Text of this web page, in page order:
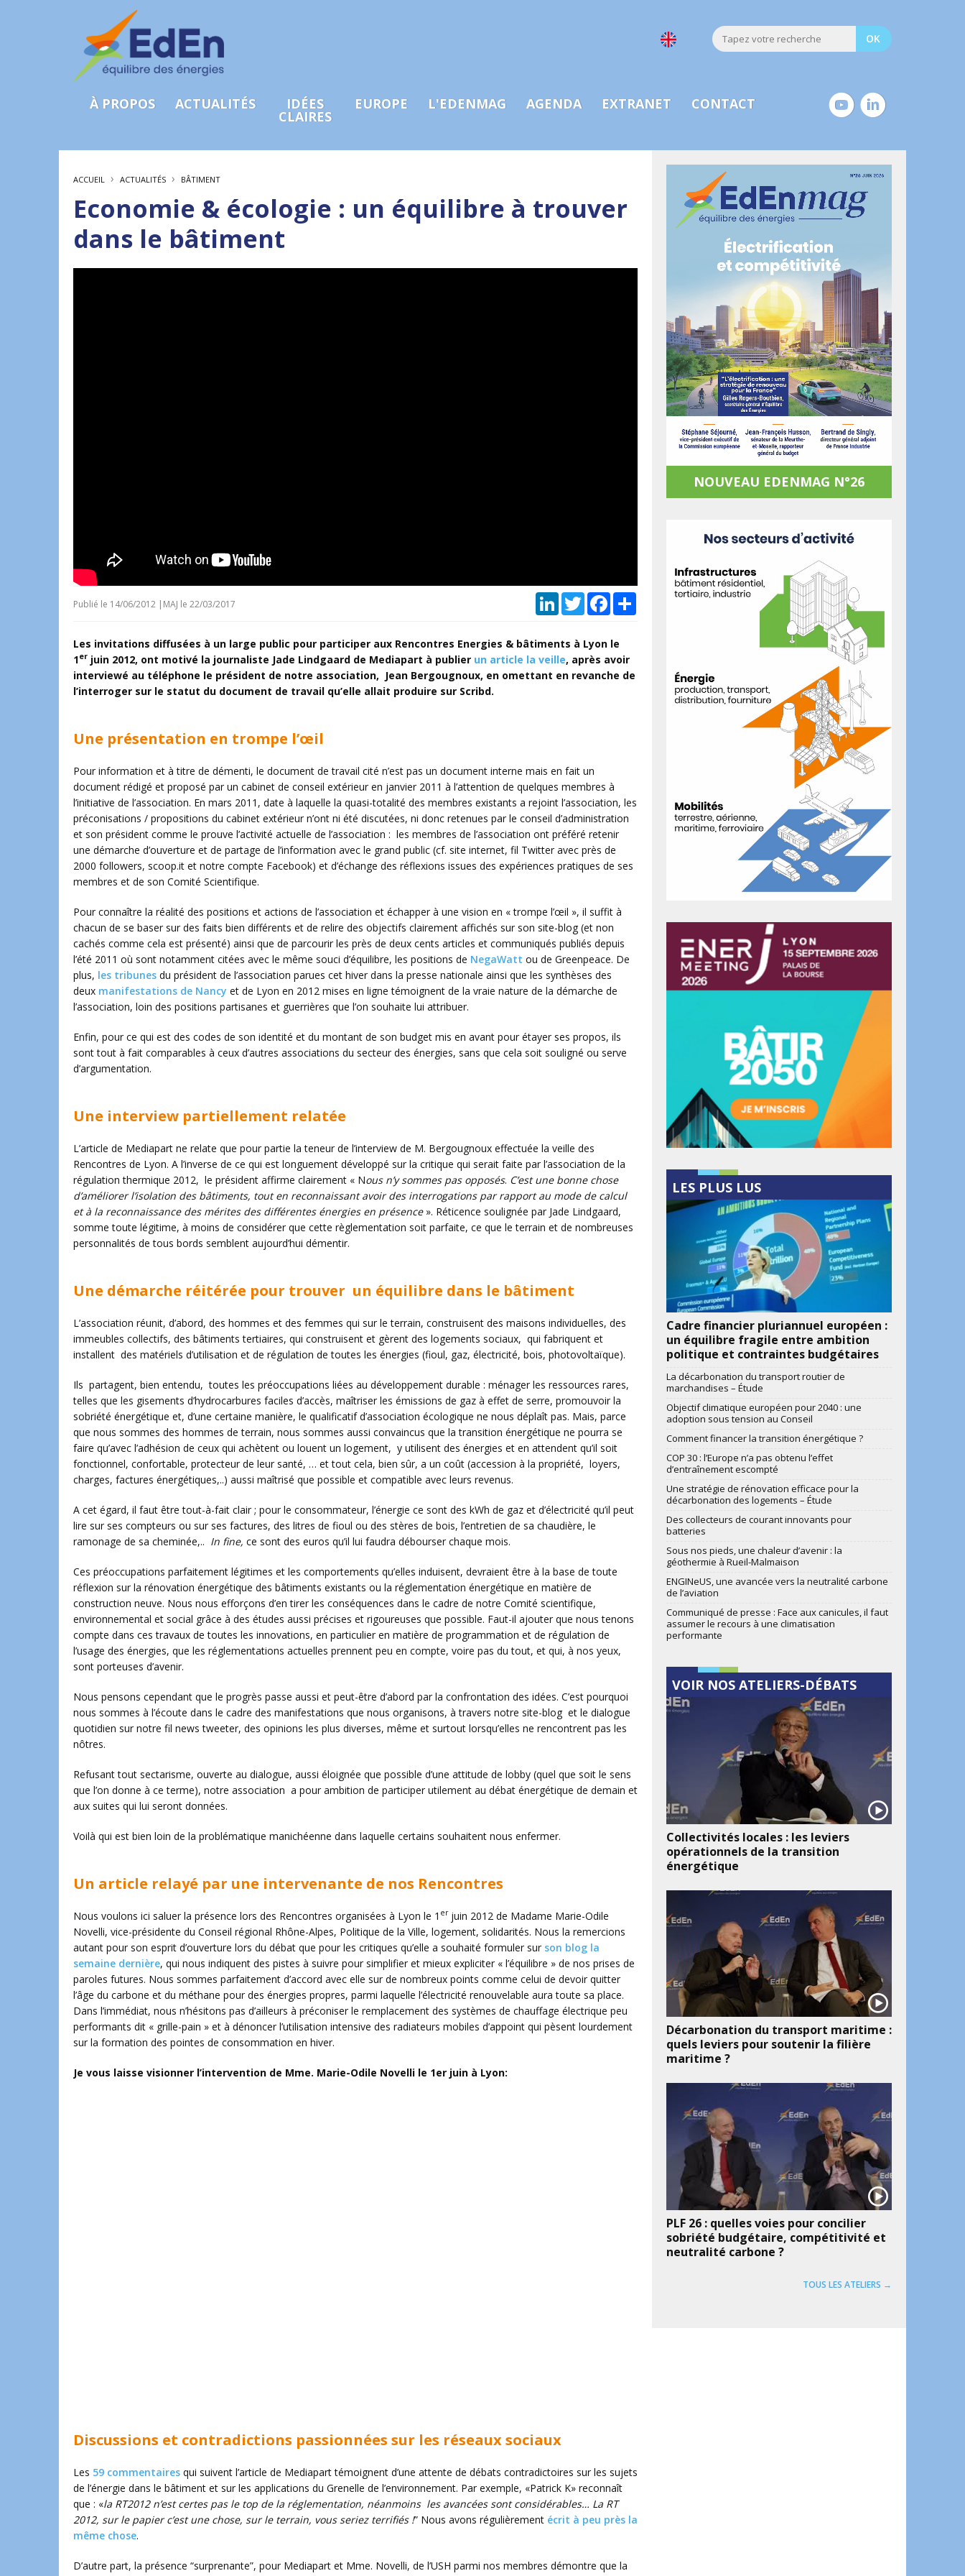
À PROPOS ACTUALITÉS IDÉES
CLAIRES
EUROPE L'EDENMAG AGENDA EXTRANET CONTACT
ACCUEIL › ACTUALITÉS › BÂTIMENT
Economie & écologie : un équilibre à trouver
dans le bâtiment
Publié le 14/06/2012 | MAJ le 22/03/2017 LinkedInTwitterFacebookPartager
Les invitations diffusées à un large public pour participer aux Rencontres Energies & bâtiments à Lyon le
1er juin 2012, ont motivé la journaliste Jade Lindgaard de Mediapart à publier un article la veille, après avoir
interviewé au téléphone le président de notre association, Jean Bergougnoux, en omettant en revanche de
l’interroger sur le statut du document de travail qu’elle allait produire sur Scribd.
Une présentation en trompe l’œil
Pour information et à titre de démenti, le document de travail cité n’est pas un document interne mais en fait un
document rédigé et proposé par un cabinet de conseil extérieur en janvier 2011 à l’attention de quelques membres à
l’initiative de l’association. En mars 2011, date à laquelle la quasi-totalité des membres existants a rejoint l’association, les
préconisations / propositions du cabinet extérieur n’ont ni été discutées, ni donc retenues par le conseil d’administration
et son président comme le prouve l’activité actuelle de l’association : les membres de l’association ont préféré retenir
une démarche d’ouverture et de partage de l’information avec le grand public (cf. site internet, fil Twitter avec près de
2000 followers, scoop.it et notre compte Facebook) et d’échange des réflexions issues des expériences pratiques de ses
membres et de son Comité Scientifique.
Pour connaître la réalité des positions et actions de l’association et échapper à une vision en « trompe l’œil », il suffit à
chacun de se baser sur des faits bien différents et de relire des objectifs clairement affichés sur son site-blog (et non
cachés comme cela est présenté) ainsi que de parcourir les près de deux cents articles et communiqués publiés depuis
l’été 2011 où sont notamment citées avec le même souci d’équilibre, les positions de NegaWatt ou de Greenpeace. De
plus, les tribunes du président de l’association parues cet hiver dans la presse nationale ainsi que les synthèses des
deux manifestations de Nancy et de Lyon en 2012 mises en ligne témoignent de la vraie nature de la démarche de
l’association, loin des positions partisanes et guerrières que l’on souhaite lui attribuer.
Enfin, pour ce qui est des codes de son identité et du montant de son budget mis en avant pour étayer ses propos, ils
sont tout à fait comparables à ceux d’autres associations du secteur des énergies, sans que cela soit souligné ou serve
d’argumentation.
Une interview partiellement relatée
L’article de Mediapart ne relate que pour partie la teneur de l’interview de M. Bergougnoux effectuée la veille des
Rencontres de Lyon. A l’inverse de ce qui est longuement développé sur la critique qui serait faite par l’association de la
régulation thermique 2012, le président affirme clairement « Nous n’y sommes pas opposés. C’est une bonne chose
d’améliorer l’isolation des bâtiments, tout en reconnaissant avoir des interrogations par rapport au mode de calcul
et à la reconnaissance des mérites des différentes énergies en présence». Réticence soulignée par Jade Lindgaard,
somme toute légitime, à moins de considérer que cette règlementation soit parfaite, ce que le terrain et de nombreuses
personnalités de tous bords semblent aujourd’hui démentir.
Une démarche réitérée pour trouver un équilibre dans le bâtiment
L’association réunit, d’abord, des hommes et des femmes qui sur le terrain, construisent des maisons individuelles, des
immeubles collectifs, des bâtiments tertiaires, qui construisent et gèrent des logements sociaux, qui fabriquent et
installent des matériels d’utilisation et de régulation de toutes les énergies (fioul, gaz, électricité, bois, photovoltaïque).
Ils partagent, bien entendu, toutes les préoccupations liées au développement durable : ménager les ressources rares,
telles que les gisements d’hydrocarbures faciles d’accès, maîtriser les émissions de gaz à effet de serre, promouvoir la
sobriété énergétique et, d’une certaine manière, le qualificatif d’association écologique ne nous déplaît pas. Mais, parce
que nous sommes des hommes de terrain, nous sommes aussi convaincus que la transition énergétique ne pourra se
faire qu’avec l’adhésion de ceux qui achètent ou louent un logement, y utilisent des énergies et en attendent qu’il soit
fonctionnel, confortable, protecteur de leur santé, … et tout cela, bien sûr, a un coût (accession à la propriété, loyers,
charges, factures énergétiques,..) aussi maîtrisé que possible et compatible avec leurs revenus.
A cet égard, il faut être tout-à-fait clair ; pour le consommateur, l’énergie ce sont des kWh de gaz et d’électricité qu’il peut
lire sur ses compteurs ou sur ses factures, des litres de fioul ou des stères de bois, l’entretien de sa chaudière, le
ramonage de sa cheminée,.. In fine, ce sont des euros qu’il lui faudra débourser chaque mois.
Ces préoccupations parfaitement légitimes et les comportements qu’elles induisent, devraient être à la base de toute
réflexion sur la rénovation énergétique des bâtiments existants ou la réglementation énergétique en matière de
construction neuve. Nous nous efforçons d’en tirer les conséquences dans le cadre de notre Comité scientifique,
environnemental et social grâce à des études aussi précises et rigoureuses que possible. Faut-il ajouter que nous tenons
compte dans ces travaux de toutes les innovations, en particulier en matière de programmation et de régulation de
l’usage des énergies, que les réglementations actuelles prennent peu en compte, voire pas du tout, et qui, à nos yeux,
sont porteuses d’avenir.
Nous pensons cependant que le progrès passe aussi et peut-être d’abord par la confrontation des idées. C’est pourquoi
nous sommes à l’écoute dans le cadre des manifestations que nous organisons, à travers notre site-blog et le dialogue
quotidien sur notre fil news tweeter, des opinions les plus diverses, même et surtout lorsqu’elles ne rencontrent pas les
nôtres.
Refusant tout sectarisme, ouverte au dialogue, aussi éloignée que possible d’une attitude de lobby (quel que soit le sens
que l’on donne à ce terme), notre association a pour ambition de participer utilement au débat énergétique de demain et
aux suites qui lui seront données.
Voilà qui est bien loin de la problématique manichéenne dans laquelle certains souhaitent nous enfermer.
Un article relayé par une intervenante de nos Rencontres
Nous voulons ici saluer la présence lors des Rencontres organisées à Lyon le 1 erjuin 2012 de Madame Marie-Odile
Novelli, vice-présidente du Conseil régional Rhône-Alpes, Politique de la Ville, logement, solidarités. Nous la remercions
autant pour son esprit d’ouverture lors du débat que pour les critiques qu’elle a souhaité formuler sur son blog la
semaine dernière, qui nous indiquent des pistes à suivre pour simplifier et mieux expliciter « l’équilibre » de nos prises de
paroles futures. Nous sommes parfaitement d’accord avec elle sur de nombreux points comme celui de devoir quitter
l’âge du carbone et du méthane pour des énergies propres, parmi laquelle l’électricité renouvelable aura toute sa place.
Dans l’immédiat, nous n’hésitons pas d’ailleurs à préconiser le remplacement des systèmes de chauffage électrique peu
performants dit « grille-pain » et à dénoncer l’utilisation intensive des radiateurs mobiles d’appoint qui pèsent lourdement
sur la formation des pointes de consommation en hiver.
Je vous laisse visionner l’intervention de Mme. Marie-Odile Novelli le 1er juin à Lyon:
Discussions et contradictions passionnées sur les réseaux sociaux
Les 59 commentaires qui suivent l’article de Mediapart témoignent d’une attente de débats contradictoires sur les sujets
de l’énergie dans le bâtiment et sur les applications du Grenelle de l’environnement. Par exemple, «Patrick K» reconnaît
que : «la RT2012 n’est certes pas le top de la réglementation, néanmoins les avancées sont considérables… La RT
2012, sur le papier c’est une chose, sur le terrain, vous seriez terrifiés !” Nous avons régulièrement écrit à peu près la
même chose.
D’autre part, la présence “surprenante”, pour Mediapart et Mme. Novelli, de l’USH parmi nos membres démontre que la
NOUVEAU EDENMAG N°26
LES PLUS LUS
Cadre financier pluriannuel européen :
un équilibre fragile entre ambition
politique et contraintes budgétaires
La décarbonation du transport routier de
marchandises – Étude
Objectif climatique européen pour 2040 : une
adoption sous tension au Conseil
Comment financer la transition énergétique ?
COP 30 : l’Europe n’a pas obtenu l’effet
d’entraînement escompté
Une stratégie de rénovation efficace pour la
décarbonation des logements – Étude
Des collecteurs de courant innovants pour
batteries
Sous nos pieds, une chaleur d’avenir : la
géothermie à Rueil-Malmaison
ENGINeUS, une avancée vers la neutralité carbone
de l’aviation
Communiqué de presse : Face aux canicules, il faut
assumer le recours à une climatisation
performante
VOIR NOS ATELIERS-DÉBATS
Collectivités locales : les leviers
opérationnels de la transition
énergétique
Décarbonation du transport maritime :
quels leviers pour soutenir la filière
maritime ?
PLF 26 : quelles voies pour concilier
sobriété budgétaire, compétitivité et
neutralité carbone ?
TOUS LES ATELIERS →